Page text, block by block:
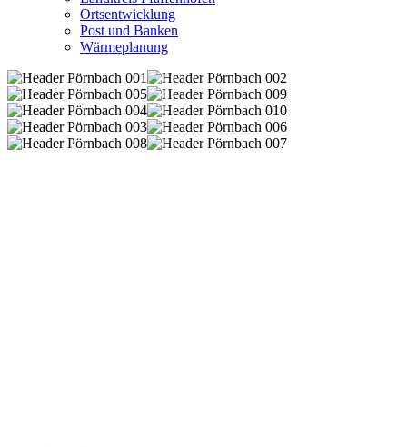
Ortsentwicklung
Post und Banken
Wärmeplanung